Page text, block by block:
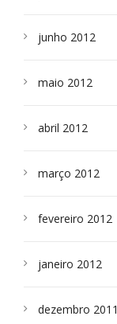
junho 2012
maio 2012
abril 2012
março 2012
fevereiro 2012
janeiro 2012
dezembro 2011